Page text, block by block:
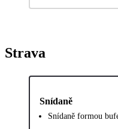
Strava
Snídaně
Snídaně formou